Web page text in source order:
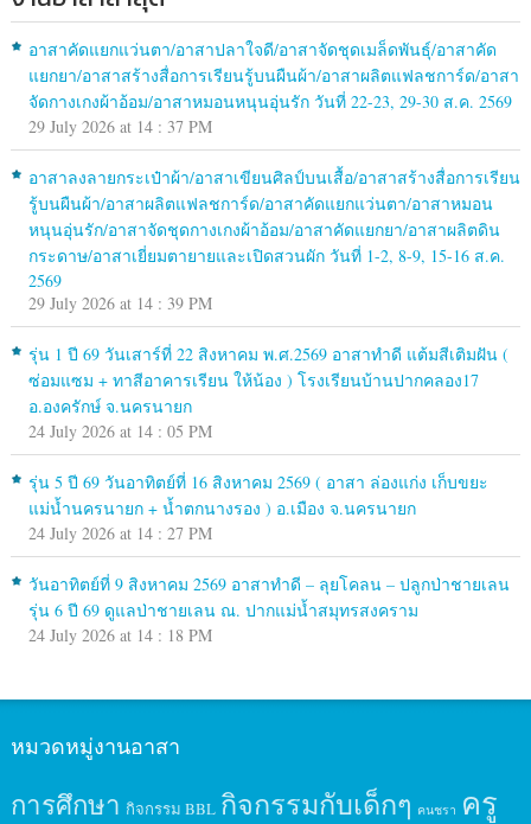
อาสาคัดแยกแว่นตา/อาสาปลาใจดี/อาสาจัดชุดเมล็ดพันธุ์/อาสาคัด
แยกยา/อาสาสร้างสื่อการเรียนรู้บนผืนผ้า/อาสาผลิตแฟลชการ์ด/อาสา
จัดกางเกงผ้าอ้อม/อาสาหมอนหนุนอุ่นรัก วันที่ 22-23, 29-30 ส.ค. 2569
29 July 2026 at 14 : 37 PM
อาสาลงลายกระเป๋าผ้า/อาสาเขียนศิลป์บนเสื้อ/อาสาสร้างสื่อการเรียน
รู้บนผืนผ้า/อาสาผลิตแฟลชการ์ด/อาสาคัดแยกแว่นตา/อาสาหมอน
หนุนอุ่นรัก/อาสาจัดชุดกางเกงผ้าอ้อม/อาสาคัดแยกยา/อาสาผลิตดิน
กระดาษ/อาสาเยี่ยมตายายและเปิดสวนผัก วันที่ 1-2, 8-9, 15-16 ส.ค.
2569
29 July 2026 at 14 : 39 PM
รุ่น 1 ปี 69 วันเสาร์ที่ 22 สิงหาคม พ.ศ.2569 อาสาทำดี แต้มสีเติมฝัน (
ซ่อมแซม + ทาสีอาคารเรียน ให้น้อง ) โรงเรียนบ้านปากคลอง17
อ.องครักษ์ จ.นครนายก
24 July 2026 at 14 : 05 PM
รุ่น 5 ปี 69 วันอาทิตย์ที่ 16 สิงหาคม 2569 ( อาสา ล่องแก่ง เก็บขยะ
แม่น้ำนครนายก + น้ำตกนางรอง ) อ.เมือง จ.นครนายก
24 July 2026 at 14 : 27 PM
วันอาทิตย์ที่ 9 สิงหาคม 2569 อาสาทำดี – ลุยโคลน – ปลูกป่าชายเลน
รุ่น 6 ปี 69 ดูแลป่าชายเลน ณ. ปากแม่น้ำสมุทรสงคราม
24 July 2026 at 14 : 18 PM
หมวดหมู่งานอาสา
การศึกษา กิจกรรม BBL กิจกรรมกับเด็กๆ คนชรา ครู